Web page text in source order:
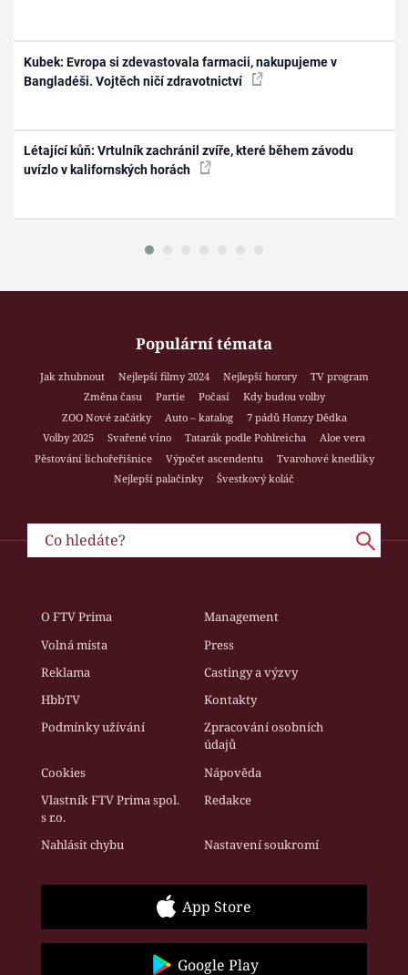
Kubek: Evropa si zdevastovala farmacii, nakupujeme v
Bangladéši. Vojtěch ničí zdravotnictví
Létající kůň: Vrtulník zachránil zvíře, které během závodu
uvízlo v kalifornských horách
Populární témata
Jak zhubnout Nejlepší filmy 2024 Nejlepší horory
TV program
Změna času
Partie Počasí
Kdy budou volby
ZOO Nové začátky
Auto – katalog
7 pádů Honzy Dědka
Volby 2025
Svařené víno Tatarák podle Pohlreicha
Aloe vera
Pěstování lichořeřišnice
Výpočet ascendentu
Tvarohové knedlíky
Nejlepší palačinky
Švestkový koláč
O FTV Prima
Management
Volná místa
Press
Reklama
Castingy a výzvy
HbbTV
Kontakty
Podmínky užívání
Zpracování osobních
údajů
Cookies
Nápověda
Vlastník FTV Prima spol.
s r.o.
Redakce
Nahlásit chybu Nastavení soukromí
App Store
Google Play